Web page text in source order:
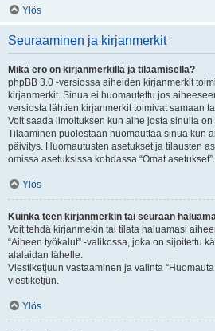
Ylös
Seuraaminen ja kirjanmerkit
Mikä ero on kirjanmerkillä ja tilaamisella?
phpBB 3.0 -versiossa aiheiden kirjanmerkit
kirjanmerkit. Sinua ei huomautettu jos
versiosta lähtien kirjanmerkit toimivat samaan
Voit saada ilmoituksen kun aihe josta sinulla
Tilaaminen puolestaan huomauttaa sinua kun
päivitys. Huomautusten asetukset ja tilausten
omissa asetuksissa kohdassa “Omat asetukset”.
Ylös
Kuinka teen kirjanmerkin tai seuraan
Voit tehdä kirjanmekin tai tilata haluamasi
“Aiheen työkalut” -valikossa, joka on sijoitettu
alalaidan lähelle.
Viestiketjuun vastaaminen ja valinta
viestiketjun.
Ylös